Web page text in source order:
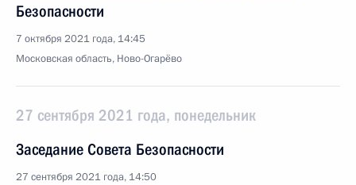
Безопасности
7 октября 2021 года, 14:45
Московская область, Ново-Огарёво
27 сентября 2021 года, понедельник
Заседание Совета Безопасности
27 сентября 2021 года, 14:50